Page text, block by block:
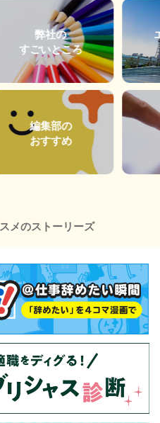
弊社の
すごいところ
編集部の
おすすめ
メのストーリーズ